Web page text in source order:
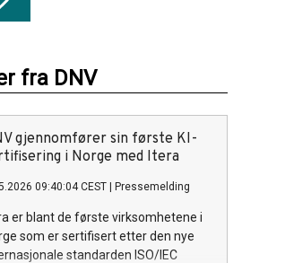
fra DNV
gjennomfører sin første KI-
i Norge med Itera
09:40:04 CEST Pressemelding
er blant de første virksomhetene i
som er sertifisert etter den nye
standarden ISO/IEC